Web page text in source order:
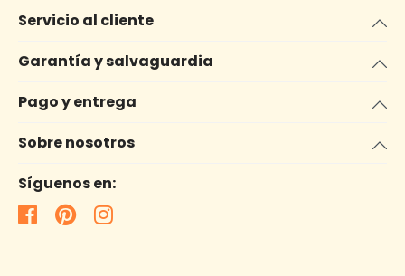
Servicio al cliente
Garantía y salvaguardia
Pago y entrega
Sobre nosotros
Síguenos en: